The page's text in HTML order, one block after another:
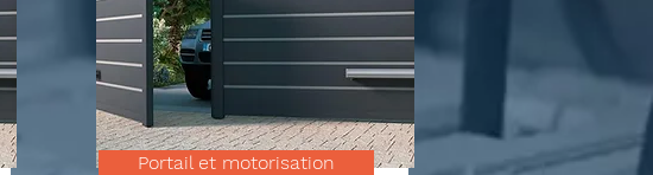
Portail et motorisation